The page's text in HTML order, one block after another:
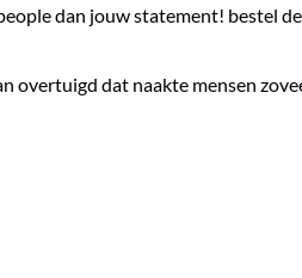
dan jouw statement! bestel
overtuigd dat naakte mensen